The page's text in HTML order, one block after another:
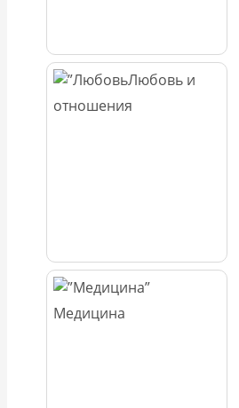
Любовь и
отношения
Медицина